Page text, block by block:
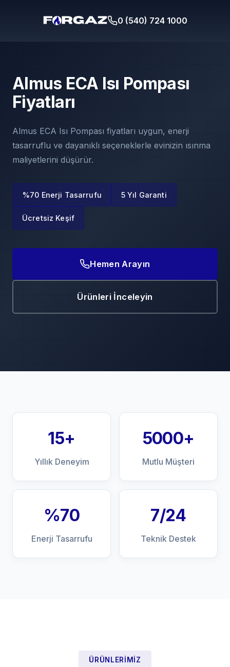
0 (540) 724 1000
Almus ECA Isı Pompası
Fiyatları
Almus ECA Isı Pompası fiyatları uygun, enerji
tasarruflu ve dayanıklı seçeneklerle evinizin ısınma
maliyetlerini düşürür.
%70 Enerji Tasarrufu 5 Yıl Garanti
Ücretsiz Keşif
Hemen Arayın
Ürünleri İnceleyin
15+
Yıllık Deneyim
5000+
Mutlu Müşteri
%70
Enerji Tasarrufu
7/24
Teknik Destek
ÜRÜNLERIMIZ